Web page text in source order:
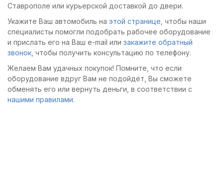
Ставрополе или курьерской доставкой до двери.
Укажите Ваш автомобиль на этой странице , чтобы наши
специалисты помогли подобрать рабочее оборудование
и прислать его на Ваш e-mail или закажите обратный
звонок , чтобы получить консультацию по телефону.
Желаем Вам удачных покупок! Помните, что если
оборудование вдруг Вам не подойдёт, Вы сможете
обменять его или вернуть деньги, в соответствии с
нашими правилами.